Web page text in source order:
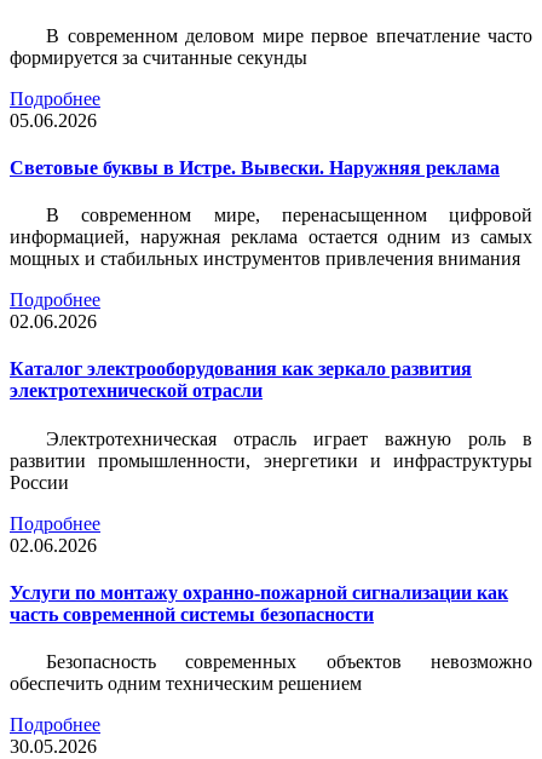
В современном деловом мире первое впечатление часто
формируется за считанные секунды
Подробнее
05.06.2026
Световые буквы в Истре. Вывески. Наружняя реклама
В современном мире, перенасыщенном цифровой
информацией, наружная реклама остается одним из самых
мощных и стабильных инструментов привлечения внимания
Подробнее
02.06.2026
Каталог электрооборудования как зеркало развития
электротехнической отрасли
Электротехническая отрасль играет важную роль в
развитии промышленности, энергетики и инфраструктуры
России
Подробнее
02.06.2026
Услуги по монтажу охранно-пожарной сигнализации как
часть современной системы безопасности
Безопасность современных объектов невозможно
обеспечить одним техническим решением
Подробнее
30.05.2026